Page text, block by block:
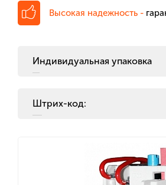
Высокая надежность -
Индивидуальная упаковка
Штрих-код: